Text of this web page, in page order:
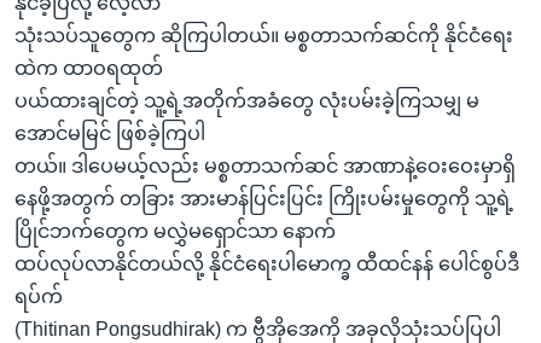
သုံးသပ်သူတွေက ဆိုကြပါတယ်။ မစ္စတာသက်ဆင်ကို နိုင်ငံရေး
ထဲက ထာဝရထုတ်
ပယ်ထားချင်တဲ့ သူ့ရဲ့အတိုက်အခံတွေ လုံးပမ်းခဲ့ကြသမျှ မ
အောင်မမြင် ဖြစ်ခဲ့ကြပါ
တယ်။ ဒါပေမယ့်လည်း မစ္စတာသက်ဆင် အာဏာနဲ့ဝေးဝေးမှာရှိ
နေဖို့အတွက် တခြား အားမာန်ပြင်းပြင်း ကြိုးပမ်းမှုတွေကို သူ့ရဲ့
ပြိုင်ဘက်တွေက မလွှဲမရှောင်သာ နောက်
ထပ်လုပ်လာနိုင်တယ်လို့ နိုင်ငံရေးပါမောက္ခ ထီထင်နန် ပေါင်စွပ်ဒီ
ရပ်က်
(Thitinan Pongsudhirak) က ဗွီအိုအေကို အခုလိုသုံးသပ်ပြပါ